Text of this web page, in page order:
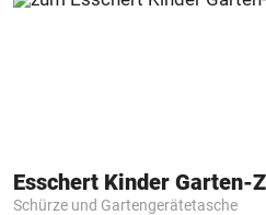
Schürze und Gartengerätetasche